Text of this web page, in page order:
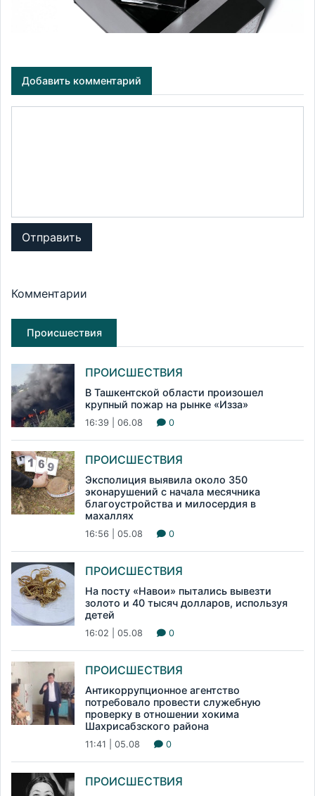
Добавить комментарий
Отправить
Комментарии
Происшествия
ПРОИСШЕСТВИЯ
В Ташкентской области произошел
крупный пожар на рынке «Изза»
16:39 | 06.08 0
ПРОИСШЕСТВИЯ
Эксполиция выявила около 350
эконарушений с начала месячника
благоустройства и милосердия в
махаллях
16:56 | 05.08 0
ПРОИСШЕСТВИЯ
На посту «Навои» пытались вывезти
золото и 40 тысяч долларов, используя
детей
16:02 | 05.08 0
ПРОИСШЕСТВИЯ
Антикоррупционное агентство
потребовало провести служебную
проверку в отношении хокима
Шахрисабзского района
11:41 | 05.08 0
ПРОИСШЕСТВИЯ